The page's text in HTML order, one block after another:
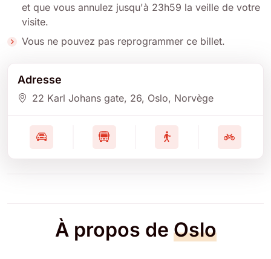
et que vous annulez jusqu'à 23h59 la veille de votre
visite.
Vous ne pouvez pas reprogrammer ce billet.
Adresse
22 Karl Johans gate, 26, Oslo, Norvège
À propos de Oslo